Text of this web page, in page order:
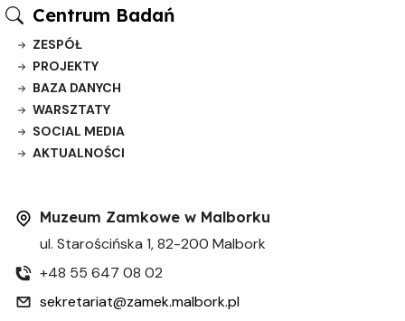
Centrum Badań
ZESPÓŁ
PROJEKTY
BAZA DANYCH
WARSZTATY
SOCIAL MEDIA
AKTUALNOŚCI
Muzeum Zamkowe w Malborku
ul. Starościńska 1, 82-200 Malbork
+48 55 647 08 02
sekretariat@zamek.malbork.pl